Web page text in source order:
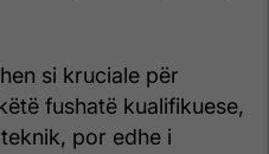
si kruciale për
fushatë kualifikuese,
por edhe i